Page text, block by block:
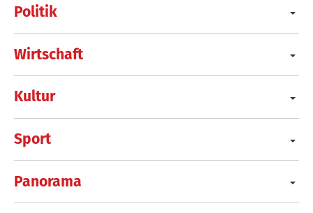
Politik
Wirtschaft
Kultur
Sport
Panorama